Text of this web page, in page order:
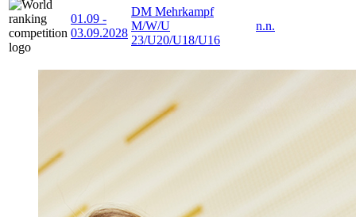
01.09 -
03.09.2028
DM Mehrkampf
M/W/U
23/U20/U18/U16
n.n.